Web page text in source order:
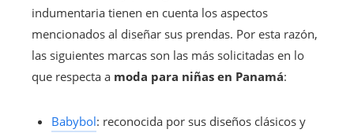
indumentaria tienen en cuenta los aspectos
mencionados al diseñar sus prendas. Por esta razón,
las siguientes marcas son las más solicitadas en lo
que respecta a moda para niñas en Panamá:
Babybol: reconocida por sus diseños clásicos y